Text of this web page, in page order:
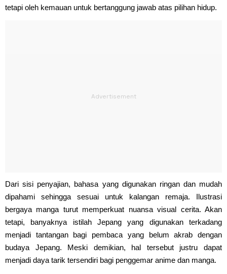
tetapi oleh kemauan untuk bertanggung jawab atas pilihan hidup.
Dari sisi penyajian, bahasa yang digunakan ringan dan mudah
dipahami sehingga sesuai untuk kalangan remaja. Ilustrasi
bergaya manga turut memperkuat nuansa visual cerita. Akan
tetapi, banyaknya istilah Jepang yang digunakan terkadang
menjadi tantangan bagi pembaca yang belum akrab dengan
budaya Jepang. Meski demikian, hal tersebut justru dapat
menjadi daya tarik tersendiri bagi penggemar anime dan manga.